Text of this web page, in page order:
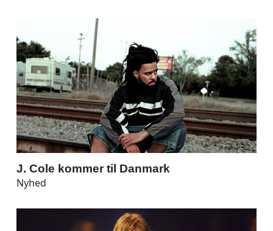
J. Cole kommer til Danmark
Nyhed